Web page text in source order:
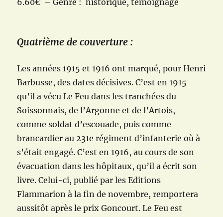
Quatrième de couverture :
Les années 1915 et 1916 ont marqué, pour Henri
Barbusse, des dates décisives. C’est en 1915
qu’il a vécu Le Feu dans les tranchées du
Soissonnais, de l’Argonne et de l’Artois,
comme soldat d’escouade, puis comme
brancardier au 231e régiment d’infanterie où à
s’était engagé. C’est en 1916, au cours de son
évacuation dans les hôpitaux, qu’il a écrit son
livre. Celui-ci, publié par les Editions
Flammarion à la fin de novembre, remportera
aussitôt après le prix Goncourt. Le Feu est